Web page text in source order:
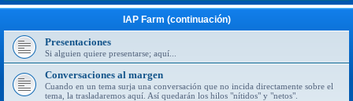
IAP Farm (continuación)
Presentaciones
Si alguien quiere presentarse; aquí...
Conversaciones al margen
Cuando en un tema surja una conversación que no incida directamente sobre el
tema, la trasladaremos aquí. Así quedarán los hilos "nítidos" y "netos".